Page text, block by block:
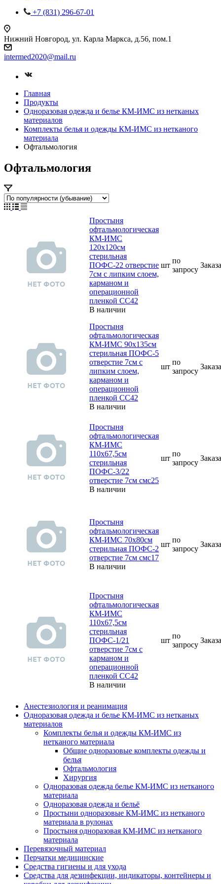
+7 (831) 296-67-01
Нижний Новгород, ул. Карла Маркса, д.56, пом.1
intermed2020@mail.ru
Главная
Продукты
Одноразовая одежда и белье КМ-ИМС из нетканых
материалов
Комплекты белья и одежды КМ-ИМС из нетканого
материала
Офтальмология
Офтальмология
Простыня
офтальмологическая
КМ-ИМС
120х120см
стерильная
ПОФС-22 отверстие
7см с липким слоем,
карманом и
операционной
пленкой СС42
В наличии
шт
по
запросу
Простыня
офтальмологическая
КМ-ИМС 90х135см
стерильная ПОФС-5
отверстие 7см с
липким слоем,
карманом и
операционной
пленкой СС42
В наличии
шт
по
запросу
Простыня
офтальмологическая
КМ-ИМС
110х67,5см
стерильная
ПОФС-3/22
отверстие 7см смс25
В наличии
шт
по
запросу
Простыня
офтальмологическая
КМ-ИМС 70х80см
стерильная ПОФС-2
отверстие 7см смс17
В наличии
шт
по
запросу
Простыня
офтальмологическая
КМ-ИМС
110х67,5см
стерильная
ПОФС-1/21
отверстие 7см с
карманом и
операционной
пленкой СС42
В наличии
шт
по
запросу
Анестезиология и реанимация
Одноразовая одежда и белье КМ-ИМС из нетканых
материалов
Комплекты белья и одежды КМ-ИМС из
нетканого материала
Общие одноразовые комплекты одежды и
белья
Офтальмология
Хирургия
Одноразовая одежда белье КМ-ИМС из нетканого
материала
Одноразовая одежда и бельё
Простыни одноразовые КМ-ИМС из нетканого
материала в рулонах
Простыня одноразовая КМ-ИМС из нетканого
материала
Перевязочный материал
Перчатки медицинские
Средства гигиены и для ухода
Средства для дезинфекции, индикаторы, контейнеры и